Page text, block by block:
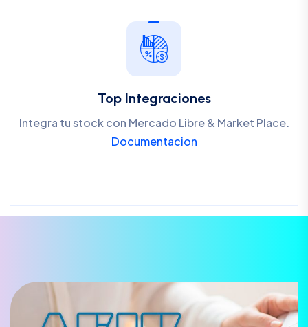
Top Integraciones
Integra tu stock con Mercado Libre & Market Place.
Documentacion